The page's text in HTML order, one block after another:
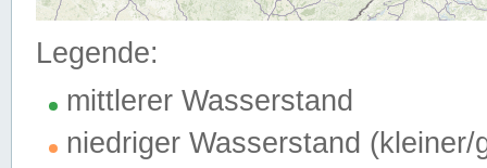
Legende:
mittlerer Wasserstand
niedriger Wasserstand (kleiner/